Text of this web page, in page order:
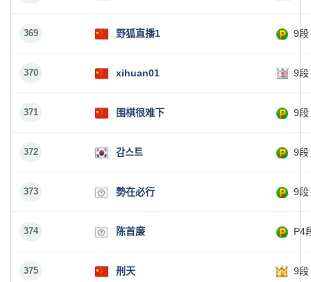
369 野狐直播1 9段
370 xihuan01 9段
371 围棋很难下 9段
372 감스트 9段
373 勢在必行 9段
374 陈首廉 P4
375 刑天 9段